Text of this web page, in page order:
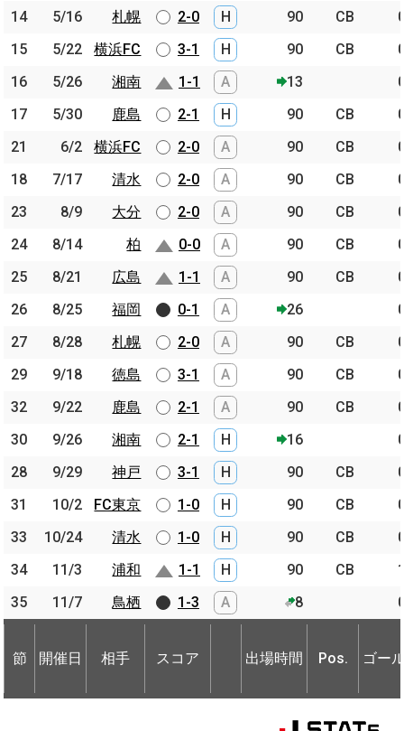
14
5/16 札幌 2-0 H 90 CB
15
5/22 横浜FC 3-1 H 90 CB
16
5/26 湘南 1-1 A 13
17
5/30 鹿島 2-1 H 90 CB
21
6/2 横浜FC 2-0 A 90 CB
18
7/17 清水 2-0 A 90 CB
23
8/9 大分 2-0 A 90 CB
24
8/14 柏 0-0 A 90 CB
25
8/21 広島 1-1 A 90 CB
26
8/25 福岡 0-1 A 26
27
8/28 札幌 2-0 A 90 CB
29
9/18 徳島 3-1 A 90 CB
32
9/22 鹿島 2-1 A 90 CB
30
9/26 湘南 2-1 H 16
28
9/29 神戸 3-1 H 90 CB
31
10/2 FC東京 1-0 H 90 CB
33
10/24 清水 1-0 H 90 CB
34
11/3 浦和 1-1 H 90 CB
35
11/7 鳥栖 1-3 A 8
節 開催日 相手 スコア 出場時間 Pos. ゴー
14
5/16
札幌
15
5/22
横浜FC
16
5/26
湘南
17
5/30
鹿島
21
6/2
横浜FC
18
7/17
清水
23
8/9
大分
24
8/14
柏
25
8/21
広島
26
8/25
福岡
27
8/28
札幌
29
9/18
徳島
32
9/22
鹿島
30
9/26
湘南
28
9/29
神戸
31
10/2
FC東京
33
10/24
清水
34
11/3
浦和
35
11/7 鳥栖
節 開催日 相手